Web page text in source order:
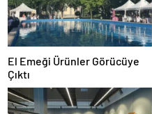
El Emeği Ürünler Görücüye
Çıktı